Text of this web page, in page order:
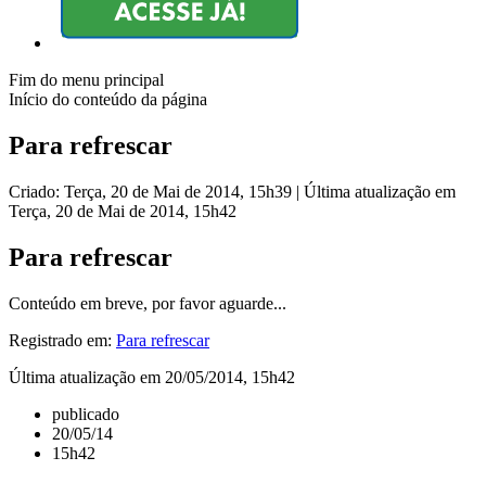
Fim do menu principal
Início do conteúdo da página
Para refrescar
Criado: Terça, 20 de Mai de 2014, 15h39 | Última atualização em
Terça, 20 de Mai de 2014, 15h42
Para refrescar
Conteúdo em breve, por favor aguarde...
Registrado em: Para refrescar
Última atualização em 20/05/2014, 15h42
publicado
20/05/14
15h42